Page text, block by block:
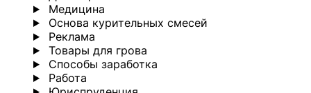
Медицина
Основа курительных смесей
Реклама
Товары для грова
Способы заработка
Работа